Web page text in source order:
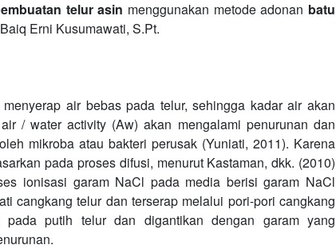
telur asin menggunakan metode adonan batu
Erni Kusumawati, S.Pt.
air bebas pada telur, sehingga kadar air akan
/ water activity (Aw) akan mengalami penurunan dan
mikroba atau bakteri perusak (Yuniati, 2011). Karena
pada proses difusi, menurut Kastaman, dkk. (2010)
ionisasi garam NaCl pada media berisi garam NaCl
cangkang telur dan terserap melalui pori-pori cangkang
pada putih telur dan digantikan dengan garam yang